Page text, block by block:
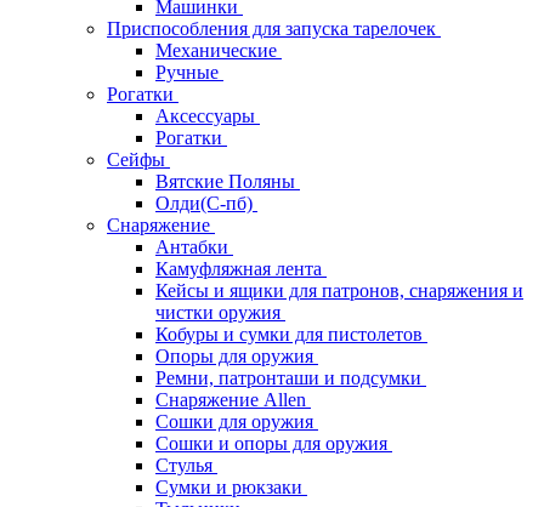
Машинки
Приспособления для запуска тарелочек
Механические
Ручные
Рогатки
Аксессуары
Рогатки
Сейфы
Вятские Поляны
Олди(С-пб)
Снаряжение
Антабки
Камуфляжная лента
Кейсы и ящики для патронов, снаряжения и
чистки оружия
Кобуры и сумки для пистолетов
Опоры для оружия
Ремни, патронташи и подсумки
Снаряжение Allen
Сошки для оружия
Сошки и опоры для оружия
Стулья
Сумки и рюкзаки